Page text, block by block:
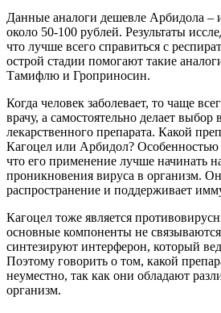
Данные аналоги дешевле Арбидола –
около 50-100 рублей. Результаты
что лучше всего справиться с
острой стадии помогают такие
Тамифлю и Гроприносин.
Когда человек заболевает, то чаще
врачу, а самостоятельно делает
лекарственного препарата. Какой
Кагоцел или Арбидол? Особенностью
что его применение лучше начинать
проникновения вируса в организм.
распространение и поддерживает
Кагоцел тоже является
основные компоненты не
синтезируют интерферон, который
Поэтому говорить о том, какой
неуместно, так как они обладают
организм.